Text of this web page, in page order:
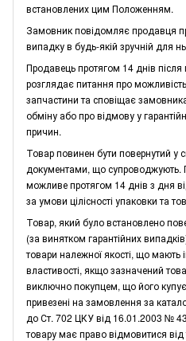
встановлених цим Положенням.
Замовник повідомляє продавця
випадку в будь-якій зручній для
Продавець протягом 14 днів
розглядає питання про
запчастини та сповіщає
обміну або про відмову у
причин.
Товар повинен бути повернутий у
документами, що супроводжують.
можливе протягом 14 днів з дня
за умови цілісності упаковки та
Товар, який було встановлено
(за винятком гарантійних
товари належної якості, що мають
властивості, якщо зазначений
виключно покупцем, що його купує
привезені на замовлення за
до Ст. 702 ЦКУ від 16.01.2003 №
товару має право відмовитися